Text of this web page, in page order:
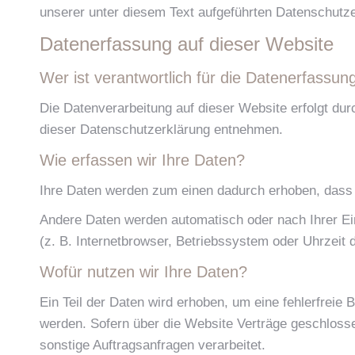
unserer unter diesem Text aufgeführten
Datenerfassung auf dieser Website
Wer ist verantwortlich für die
Die Datenverarbeitung auf dieser Website erfolgt
dieser Datenschutzerklärung entnehmen.
Wie erfassen wir Ihre Daten?
Ihre Daten werden zum einen dadurch erhoben,
Andere Daten werden automatisch oder nach Ihrer
(z. B. Internetbrowser, Betriebssystem oder Uhrzeit
Wofür nutzen wir Ihre Daten?
Ein Teil der Daten wird erhoben, um eine fehlerfreie
werden. Sofern über die Website Verträge
sonstige Auftragsanfragen verarbeitet.